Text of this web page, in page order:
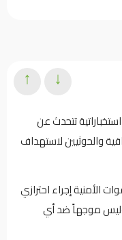
تتحدث عن
والحوثيين لاستهداف
الأمنية إجراء احترازي
وليس موجهاً ضد أي
↓
↑